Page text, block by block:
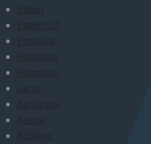
Essen
Frankfurt
Freiburg
Hamburg
Hannover
Jena
Karlsruhe
Kassel
Koblenz